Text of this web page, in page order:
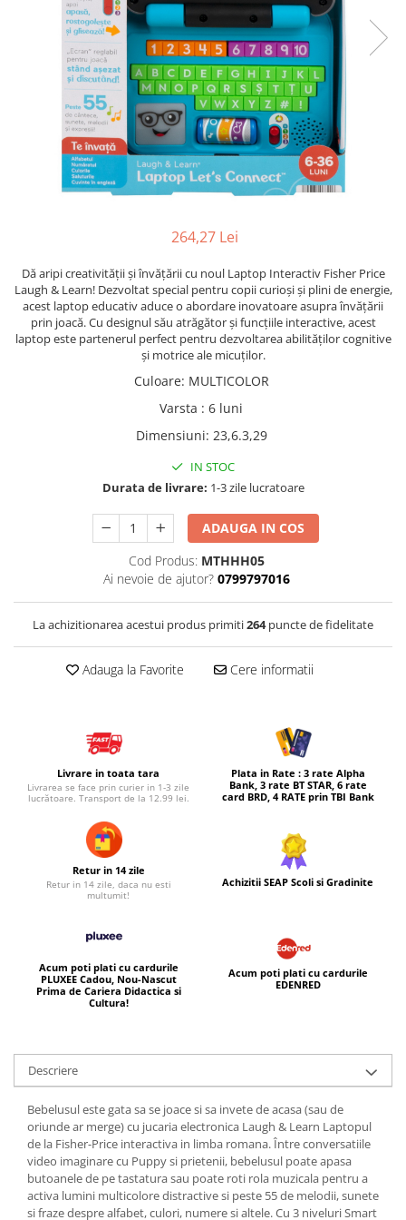
Seturi de constructie
Jucarii vorbarete
Jucarii tip STEM
Jucarii instrumente muzicale
Jucarii fete
Jucarii baieti
Figurine cu eroi si personaje
Jocuri de societate
Jocuri si Jucarii in Limba Romana
Pictura, modelaj si accesorii
Tarcuri si corturi
Tarc joaca copii
Copii 4 ani+
Copii 5 ani+
Copii 6 ani+
Copii 4 ani+
Copii 5 ani+
Copii 6 ani+
Lenjerii de pat copii si bebe
Mobilier pentru copii
Patuturi copii
Jucarii de plus mici
Jucarii de plus medii
Jucarii de plus mari
264,27 Lei
Dă aripi creativității și învățării cu noul Laptop Interactiv Fisher Price
Laugh & Learn! Dezvoltat special pentru copii curioși și plini de energie,
acest laptop educativ aduce o abordare inovatoare asupra învățării
prin joacă. Cu designul său atrăgător și funcțiile interactive, acest
laptop este partenerul perfect pentru dezvoltarea abilităților cognitive
și motrice ale micuților.
Culoare: MULTICOLOR
Varsta : 6 luni
Dimensiuni: 23,6.3,29
IN STOC
Durata de livrare: 1-3 zile lucratoare
ADAUGA IN COS
Cod Produs: MTHHH05
Ai nevoie de ajutor? 0799797016
La achizitionarea acestui produs primiti264puncte de fidelitate
Adauga la Favorite Cere informatii
Livrare in toata tara
Livrarea se face prin curier in 1-3 zile
lucrătoare. Transport de la 12.99 lei.
Plata in Rate : 3 rate Alpha
Bank, 3 rate BT STAR, 6 rate
card BRD, 4 RATE prin TBI Bank
Retur in 14 zile
Retur in 14 zile, daca nu esti
multumit!
Achizitii SEAP Scoli si Gradinite
Acum poti plati cu cardurile
PLUXEE Cadou, Nou-Nascut
Prima de Cariera Didactica si
Cultura!
Acum poti plati cu cardurile
EDENRED
Descriere
Bebelusul este gata sa se joace si sa invete de acasa (sau de
oriunde ar merge) cu jucaria electronica Laugh & Learn Laptopul
de la Fisher-Price interactiva in limba romana. Între conversatiile
video imaginare cu Puppy si prietenii, bebelusul poate apasa
butoanele de pe tastatura sau poate roti rola muzicala pentru a
activa lumini multicolore distractive si peste 55 de melodii, sunete
si fraze despre alfabet, culori, numere si altele. Cu 3 niveluri Smart